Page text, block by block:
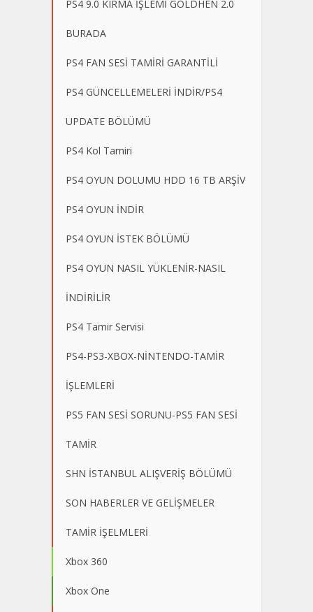
PS4 9.0 KIRMA İŞLEMİ GOLDHEN 2.0
BURADA
PS4 FAN SESİ TAMİRİ GARANTİLİ
PS4 GÜNCELLEMELERİ İNDİR/PS4
UPDATE BÖLÜMÜ
PS4 Kol Tamiri
PS4 OYUN DOLUMU HDD 16 TB ARŞİV
PS4 OYUN İNDİR
PS4 OYUN İSTEK BÖLÜMÜ
PS4 OYUN NASIL YÜKLENİR-NASIL
İNDİRİLİR
PS4 Tamir Servisi
PS4-PS3-XBOX-NİNTENDO-TAMİR
İŞLEMLERİ
PS5 FAN SESİ SORUNU-PS5 FAN SESİ
TAMİR
SHN İSTANBUL ALIŞVERİŞ BÖLÜMÜ
SON HABERLER VE GELİŞMELER
TAMİR İŞELMLERİ
Xbox 360
Xbox One